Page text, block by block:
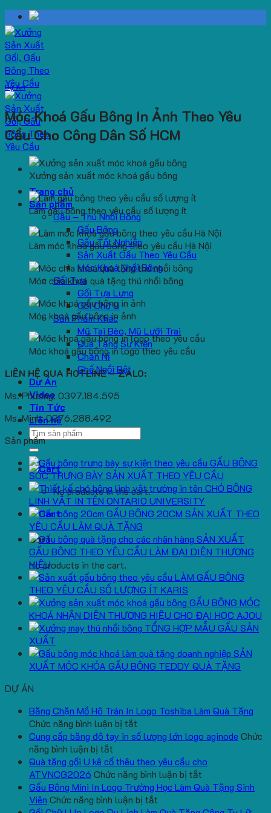
Skip
to
content
Trang chủ
Sản phẩm
Gấu – Thú Nhồi Bông
Gấu Bông
Gấu Tốt Nghiệp
Sản Xuất Gấu Theo Yêu Cầu
Móc Khoá Nhồi Bông
Gối Tựa
Gối Tựa Lưng
Gối Chữ U
Sản Phẩm Khác
Mũ Tai Bèo, Mũ Lưỡi Trai
Quà Tặng Sự Kiện
Chăn Nỉ
Ghế Ngồi Bệt
Dự Án
Video
Tin Tức
Liên hệ
Search
for:
No products in the cart.
Cart
No products in the cart.
Dự Án
Móc Khoá Gấu Bông In Ảnh Theo Yêu
Cầu Cho Công Dân Số HCM
Xưởng sản xuất móc khoá gấu bông
Làm gấu bông theo yêu cầu số lượng ít
Làm móc khoá gấu bông theo yêu cầu Hà Nội
Móc chìa khoá quà tặng thú nhồi bông
Móc khoá gấu bông in ảnh
Móc khoá gấu bông in logo theo yêu cầu
LIÊN HỆ QUA HOTLINE – ZALO:
Ms. Phương: 0397.184.595
Ms. Minh: 0376.288.492
Sản phẩm
GẤU BÔNG
SÓC TRƯNG BÀY SẢN XUẤT THEO YÊU CẦU
CHÓ BÔNG
LINH VẬT IN TÊN ONTARIO UNIVERSITY
GẤU BÔNG 20CM SẢN XUẤT THEO
YÊU CẦU LÀM QUÀ TẶNG
SẢN XUẤT
GẤU BÔNG THEO YÊU CẦU LÀM ĐẠI DIỆN THƯƠNG
HIỆU
LÀM GẤU BÔNG
THEO YÊU CẦU SỐ LƯỢNG ÍT KARIS
GẤU BÔNG MÓC
KHOÁ NHẬN DIỆN THƯƠNG HIỆU CHO ĐẠI HỌC AJOU
TỔNG HỢP MẪU GẤU SẢN
XUẤT
SẢN
XUẤT MÓC KHÓA GẤU BÔNG TEDDY QUÀ TẶNG
DỰ ÁN
Băng Chặn Mồ Hô Trán In Logo Toshiba Làm Quà Tặng
Chức năng bình luận bị tắt
Băng
Mồ
Hô
Trán
In
Cung cấp băng đô tay in số lượng lớn logo aginode Chức
năng bình luận bị tắt
Cung
cấp
băng
đô
Quà tặng gối U kê cổ thêu theo yêu cầu cho
ATVNCG2026 Chức năng bình luận bị tắt
Quà
Gấu Bông Mini In Logo Trường Học Làm Quà Tặng Sinh
Viên Chức năng bình luận bị tắt